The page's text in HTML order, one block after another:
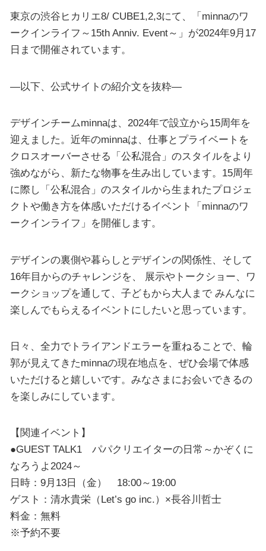
東京の渋谷ヒカリエ8/ CUBE1,2,3にて、「minnaのワ
ークインライフ～15th Anniv. Event～」が2024年9月17
日まで開催されています。
—以下、公式サイトの紹介文を抜粋—
デザインチームminnaは、2024年で設立から15周年を
迎えました。近年のminnaは、仕事とプライベートを
クロスオーバーさせる「公私混合」のスタイルをより
強めながら、新たな物事を生み出しています。15周年
に際し「公私混合」のスタイルから生まれたプロジェ
クトや働き方を体感いただけるイベント「minnaのワ
ークインライフ」を開催します。
デザインの裏側や暮らしとデザインの関係性、そして
16年目からのチャレンジを、 展示やトークショー、ワ
ークショップを通して、子どもから大人まで みんなに
楽しんでもらえるイベントにしたいと思っています。
日々、全力でトライアンドエラーを重ねることで、輪
郭が見えてきたminnaの現在地点を、ぜひ会場で体感
いただけると嬉しいです。みなさまにお会いできるの
を楽しみにしています。
【関連イベント】
●GUEST TALK1 パパクリエイターの日常～かぞくに
なろうよ2024～
日時：9月13日（金） 18:00～19:00
ゲスト：清水貴栄（Let’s go inc.）×長谷川哲士
料金：無料
※予約不要